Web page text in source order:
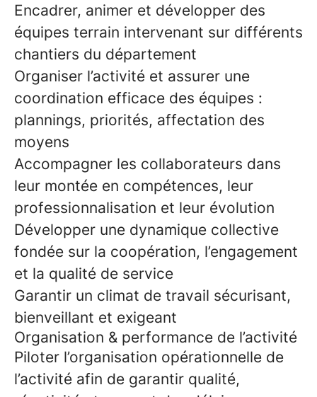
Encadrer, animer et développer des
équipes terrain intervenant sur différents
chantiers du département
Organiser l’activité et assurer une
coordination efficace des équipes :
plannings, priorités, affectation des
moyens
Accompagner les collaborateurs dans
leur montée en compétences, leur
professionnalisation et leur évolution
Développer une dynamique collective
fondée sur la coopération, l’engagement
et la qualité de service
Garantir un climat de travail sécurisant,
bienveillant et exigeant
Organisation & performance de l’activité
Piloter l’organisation opérationnelle de
l’activité afin de garantir qualité,